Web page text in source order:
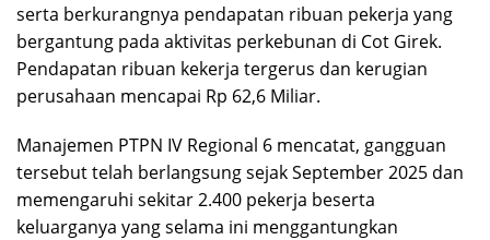
serta berkurangnya pendapatan ribuan pekerja yang
bergantung pada aktivitas perkebunan di Cot Girek.
Pendapatan ribuan kekerja tergerus dan kerugian
perusahaan mencapai Rp 62,6 Miliar.
Manajemen PTPN IV Regional 6 mencatat, gangguan
tersebut telah berlangsung sejak September 2025 dan
memengaruhi sekitar 2.400 pekerja beserta
keluarganya yang selama ini menggantungkan